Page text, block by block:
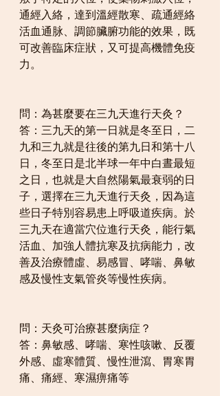
通經入絡，達到溫經散寒、疏通經絡
活血通脉、調節臟腑功能的效果，既
可改善臨床症狀，又可提高機體免疫
力。
問：為甚麼要在三九天進行天灸？
答：三九天的第一日就是冬至日，二
九和三九就是往後的第九日和第十八
日，冬至日是北半球一年中白晝最短
之日，也就是大自然陽氣最衰弱的日
子，選擇在三九天進行天灸，因為這
些日子特別容易患上呼吸道疾病。於
三九天在適當穴位進行天灸，能行氣
活血、加強人體抗寒及抗病能力，改
善及治療體虛、易感冒、哮喘、鼻敏
感及慢性支氣管炎等慢性疾病。
問：天灸可治療甚麼病症？
答：鼻敏感、哮喘、寒性咳嗽、反覆
外感、虛寒體質、慢性泄瀉、胃寒胃
痛、痛經、寒濕痹痛等